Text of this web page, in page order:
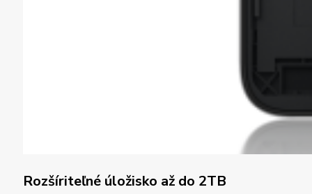
Rozšíriteľné úložisko až do 2TB